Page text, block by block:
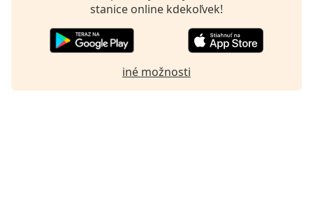
stanice online kdekoľvek!
iné možnosti